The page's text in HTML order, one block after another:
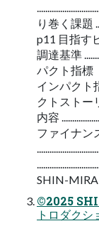
り巻く課題
p11 目指す
調達基準
パクト指標
インパクト
クトストー
内容
ファイナン
SHIN-
©2025
トロダクシ